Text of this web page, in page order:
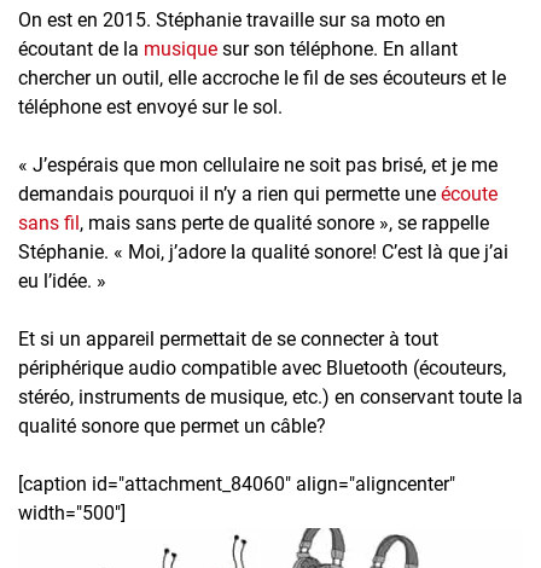
On est en 2015. Stéphanie travaille sur sa moto en
écoutant de la musique sur son téléphone. En allant
chercher un outil, elle accroche le fil de ses écouteurs et le
téléphone est envoyé sur le sol.
« J’espérais que mon cellulaire ne soit pas brisé, et je me
demandais pourquoi il n’y a rien qui permette une écoute
sans fil , mais sans perte de qualité sonore », se rappelle
Stéphanie. « Moi, j’adore la qualité sonore! C’est là que j’ai
eu l’idée. »
Et si un appareil permettait de se connecter à tout
périphérique audio compatible avec Bluetooth (écouteurs,
stéréo, instruments de musique, etc.) en conservant toute la
qualité sonore que permet un câble?
[caption id="attachment_84060" align="aligncenter"
width="500"]